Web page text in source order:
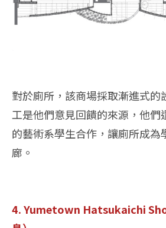
對於廁所，該商場採取漸進式的
工是他們意見回饋的來源，他們
的藝術系學生合作，讓廁所成為
廊。
4. Yumetown Hatsukaichi